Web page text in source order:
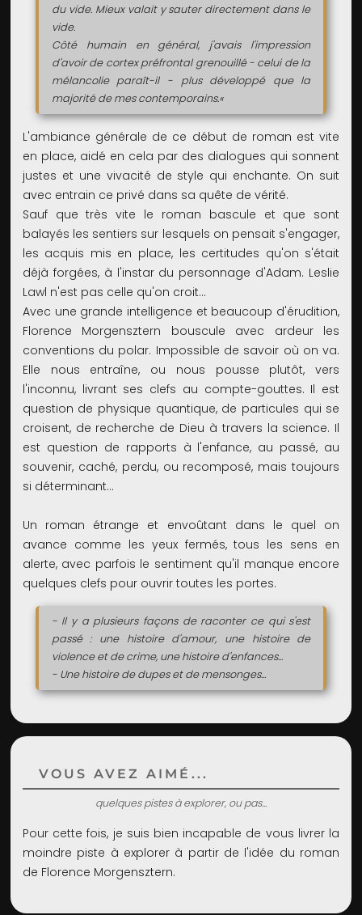
du vide. Mieux valait y sauter directement dans le
vide.
Côté humain en général, j'avais l'impression
d'avoir de cortex préfrontal grenouillé - celui de la
mélancolie paraît-il - plus développé que la
majorité de mes contemporains.«
L'ambiance générale de ce début de roman est vite
en place, aidé en cela par des dialogues qui sonnent
justes et une vivacité de style qui enchante. On suit
avec entrain ce privé dans sa quête de vérité.
Sauf que très vite le roman bascule et que sont
balayés les sentiers sur lesquels on pensait s'engager,
les acquis mis en place, les certitudes qu'on s'était
déjà forgées, à l'instar du personnage d'Adam. Leslie
Lawl n'est pas celle qu'on croit...
Avec une grande intelligence et beaucoup d'érudition,
Florence Morgensztern bouscule avec ardeur les
conventions du polar. Impossible de savoir où on va.
Elle nous entraîne, ou nous pousse plutôt, vers
l'inconnu, livrant ses clefs au compte-gouttes. Il est
question de physique quantique, de particules qui se
croisent, de recherche de Dieu à travers la science. Il
est question de rapports à l'enfance, au passé, au
souvenir, caché, perdu, ou recomposé, mais toujours
si déterminant...
Un roman étrange et envoûtant dans le quel on
avance comme les yeux fermés, tous les sens en
alerte, avec parfois le sentiment qu'il manque encore
quelques clefs pour ouvrir toutes les portes.
- Il y a plusieurs façons de raconter ce qui s'est
passé : une histoire d'amour, une histoire de
violence et de crime, une histoire d'enfances...
- Une histoire de dupes et de mensonges...
VOUS AVEZ AIMÉ...
quelques pistes à explorer, ou pas...
Pour cette fois, je suis bien incapable de vous livrer la
moindre piste à explorer à partir de l'idée du roman
de Florence Morgensztern.